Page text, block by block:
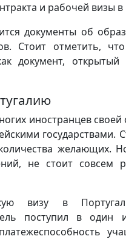
и рабочей визы
документы об
Стоит отметить,
документ,
иностранцев
государствами.
желающих.
не стоит совсем
визу в
поступил в один